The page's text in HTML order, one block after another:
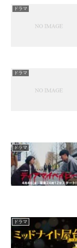
ドラマ
ドラマ
ドラマ
ドラマ